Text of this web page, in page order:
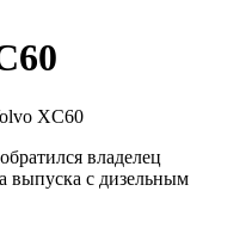
XC60
владелец
выпуска с дизельным